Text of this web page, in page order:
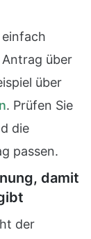
über
über
. Prüfen Sie
die
passen.
damit
der